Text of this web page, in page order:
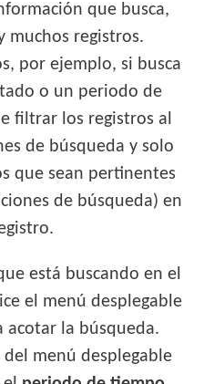
que busca,
muchos registros.
por ejemplo, si busca
o un periodo de
filtrar los registros al
de búsqueda y solo
que sean pertinentes
de búsqueda) en
está buscando en el
el menú desplegable
acotar la búsqueda.
menú desplegable